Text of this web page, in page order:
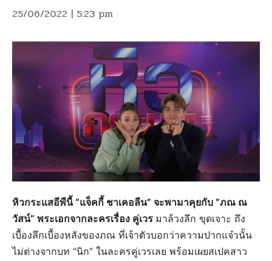
25/06/2022 | 5:23 pm
หิวกระแสอีพีนี้ “แจ็คกี้ ชาเคอลีน” จะพามาคุยกับ “ภณ ณ
วัสน์” พระเอกจากละครเรื่อง คู่เวร มาล้วงลึก ขุดเจาะ ถึง
เบื้องลึกเบื้องหลังของภณ ที่เจ้าตัวบอกว่าความปากแจ๋วนั้น
ไม่ต่างจากบท “นิก” ในละครคู่เวรเลย พร้อมเผยสเปคสาว